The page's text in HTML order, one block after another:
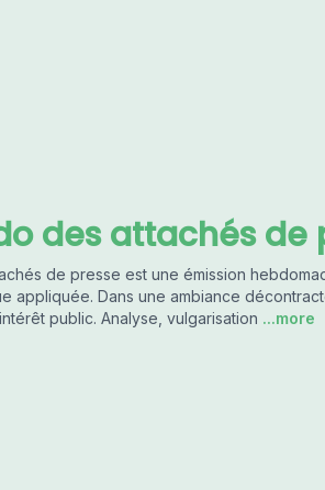
des attachés de
de presse est une émission
appliquée. Dans une ambiance
public. Analyse, vulgarisation ...more